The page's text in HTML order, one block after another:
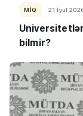
MİQ 21 İyul
Universitetlər
bilmir?